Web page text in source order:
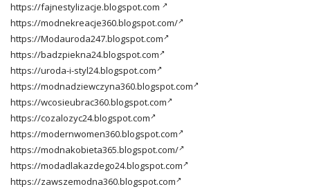
https://fajnestylizacje.blogspot.com
https://modnekreacje360.blogspot.com/
https://Modauroda247.blogspot.com
https://badzpiekna24.blogspot.com
https://uroda-i-styl24.blogspot.com
https://modnadziewczyna360.blogspot.com
https://wcosieubrac360.blogspot.com
https://cozalozyc24.blogspot.com
https://modernwomen360.blogspot.com
https://modnakobieta365.blogspot.com/
https://modadlakazdego24.blogspot.com
https://zawszemodna360.blogspot.com